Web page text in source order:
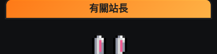
有關站長